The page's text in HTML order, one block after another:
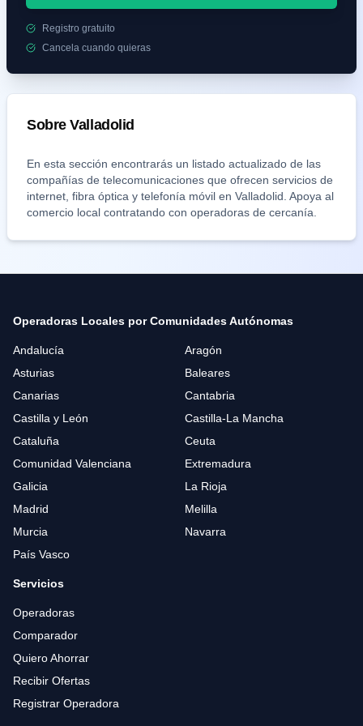
Registro gratuito
Cancela cuando quieras
SobreValladolid
En esta sección encontrarás un listado actualizado de las
compañías de telecomunicaciones que ofrecen servicios de
internet, fibra óptica y telefonía móvil en Valladolid . Apoya al
comercio local contratando con operadoras de cercanía.
Operadoras Locales por Comunidades Autónomas
Andalucía
Aragón
Asturias
Baleares
Canarias
Cantabria
Castilla y León
Castilla-La Mancha
Cataluña
Ceuta
Comunidad Valenciana
Extremadura
Galicia
La Rioja
Madrid
Melilla
Murcia
Navarra
País Vasco
Servicios
Operadoras
Comparador
Quiero Ahorrar
Recibir Ofertas
Registrar Operadora